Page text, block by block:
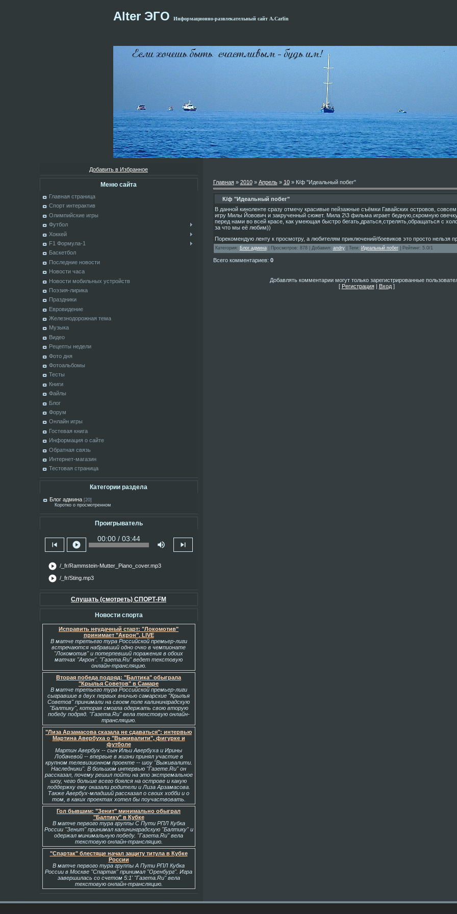
Alter ЭГО Информационно-развлекательный сайт А.Carlin
Добавить в Избранное
Меню сайта
Главная страница
Спорт интерактив
Олимпийские игры
Футбол
Хоккей
F1 Формула-1
Баскетбол
Последние новости
Новости часа
Новости мобильных устройств
Поэзия-лирика
Праздники
Евровидение
Железнодорожная тема
Музыка
Видео
Рецепты недели
Фото дня
Фотоальбомы
Тесты
Книги
Файлы
Блог
Форум
Онлайн игры
Гостевая книга
Информация о сайте
Обратная связь
Интернет-магазин
Тестовая страница
Категории раздела
Блог админа [20]
Коротко о просмотренном
Проигрыватель
skip_previous play_circle
00:00 / 03:44
volume_up skip_next
play_circle /_fr/Rammstein-Mutter_Piano_cover.mp3
play_circle /_fr/Sting.mp3
Слушать (смотреть) СПОРТ-FM
Новости спорта
Исправить неудачный старт: "Локомотив"
принимает "Акрон". LIVE
В матче третьего тура Российской премьер-лиги
встречаются набравший одно очко в чемпионате
"Локомотив" и потерпевший поражения в обоих
матчах "Акрон". "Газета.Ru" ведет текстовую
онлайн-трансляцию.
Вторая победа подряд: "Балтика" обыграла
"Крылья Советов" в Самаре
В матче третьего тура Российской премьер-лиги
сыгравшие в двух первых вничью самарские "Крылья
Советов" принимали на своем поле калининградскую
"Балтику", которая смогла одержать свою вторую
победу подряд. "Газета.Ru" вела текстовую онлайн-
трансляцию.
"Лиза Арзамасова сказала не сдаваться": интервью
Мартина Авербуха о "Выживалити", фигурке и
футболе
Мартин Авербух -- сын Ильи Авербуха и Ирины
Лобачевой -- впервые в жизни принял участие в
крупном телевизионном проекте -- шоу "Выживалити.
Наследники". В большом интервью "Газете.Ru" он
рассказал, почему решил пойти на это экстремальное
шоу, чего больше всего боялся на острове и какую
поддержку ему оказали родители и Лиза Арзамасова.
Также Авербух-младший рассказал о своих хобби и о
том, в каких проектах хотел бы поучаствовать.
Гол бывшим: "Зенит" минимально обыграл
"Балтику" в Кубке
В матче первого тура группы С Пути РПЛ Кубка
России "Зенит" принимал калининградскую "Балтику" и
одержал минимальную победу. "Газета.Ru" вела
текстовую онлайн-трансляцию.
"Спартак" блестяще начал защиту титула в Кубке
России
В матче первого тура группы А Пути РПЛ Кубка
России в Москве "Спартак" принимал "Оренбург". Игра
завершилась со счетом 5:1' "Газета.Ru" вела
текстовую онлайн-трансляцию.
Главная» 2010 » Апрель » 10» К/ф "Идеальный побег"
К/ф "Идеальный побег"
В данной киноленте сразу отмечу красивые пейзажные съёмки Гавайских островов,
игру Милы Йовович и закрученный сюжет. Мила 2\3 фильма играет бедную,скромную
перед нами во всей красе, как умеющая быстро бегать,драться,стрелять,обращаться с
за что мы её любим))
Порекомендую ленту к просмотру, а любителям приключений/боевиков это просто нельзя
Категория : Блог админа| Просмотров: 878 | Добавил: andry| Теги: Идеальный побег| Рейтинг: 5.0/1
Всего комментариев: 0
Добавлять комментарии могут только зарегистрированные
[ Регистрация| Вход]